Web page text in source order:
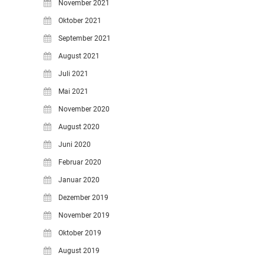
November 2021
Oktober 2021
September 2021
August 2021
Juli 2021
Mai 2021
November 2020
August 2020
Juni 2020
Februar 2020
Januar 2020
Dezember 2019
November 2019
Oktober 2019
August 2019